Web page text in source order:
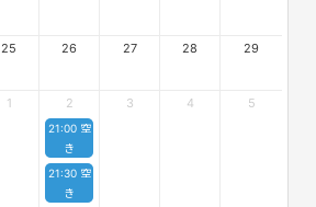
25 26 27 28 29
1 2
21:00 空
き
21:30 空
き
3 4 5